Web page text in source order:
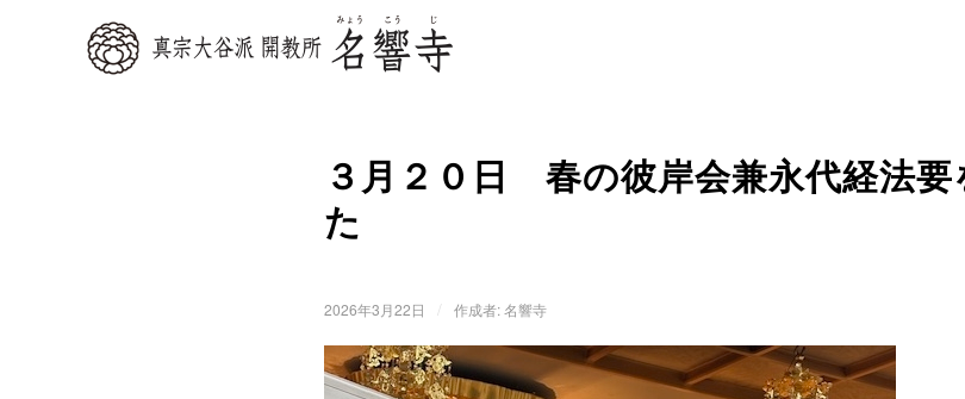
３月２０日 春の彼岸会兼永代経法要
た
2026年3月22日 作成者:名響寺